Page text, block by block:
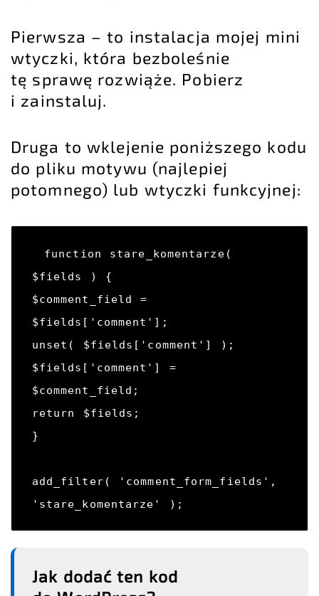
Pierwsza – to instalacja mojej mini
wtyczki, która bezboleśnie
tę sprawę rozwiąże. Pobierz
i zainstaluj.
Druga to wklejenie poniższego kodu
do pliku motywu (najlepiej
potomnego) lub wtyczki funkcyjnej:
function stare_komentarze(
$fields ) {
$comment_field =
$fields['comment'];
unset( $fields['comment'] );
$fields['comment'] =
$comment_field;
return $fields;
}
add_filter( 'comment_form_fields',
'stare_komentarze' );
Jak dodać ten kod